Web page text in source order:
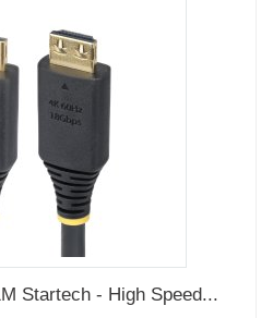
Startech - High Speed...